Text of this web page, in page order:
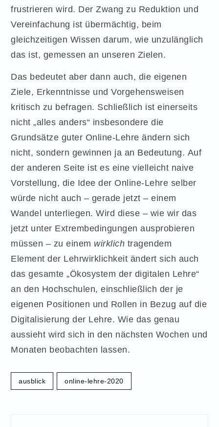
frustrieren wird. Der Zwang zu Reduktion und
Vereinfachung ist übermächtig, beim
gleichzeitigen Wissen darum, wie unzulänglich
das ist, gemessen an unseren Zielen.
Das bedeutet aber dann auch, die eigenen
Ziele, Erkenntnisse und Vorgehensweisen
kritisch zu befragen. Schließlich ist einerseits
nicht „alles anders“ insbesondere die
Grundsätze guter Online-Lehre ändern sich
nicht, sondern gewinnen ja an Bedeutung. Auf
der anderen Seite ist es eine vielleicht naive
Vorstellung, die Idee der Online-Lehre selber
würde nicht auch – gerade jetzt – einem
Wandel unterliegen. Wird diese – wie wir das
jetzt unter Extrembedingungen ausprobieren
müssen – zu einem wirklich tragendem
Element der Lehrwirklichkeit ändert sich auch
das gesamte „Ökosystem der digitalen Lehre“
an den Hochschulen, einschließlich der je
eigenen Positionen und Rollen in Bezug auf die
Digitalisierung der Lehre. Wie das genau
aussieht wird sich in den nächsten Wochen und
Monaten beobachten lassen.
ausblick online-lehre-2020